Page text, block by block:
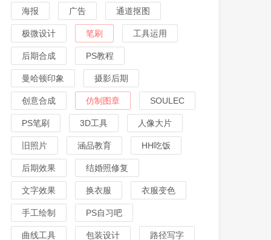
海报 广告 通道抠图
极微设计 笔刷 工具运用
后期合成 PS教程
曼哈顿印象 摄影后期
创意合成 仿制图章 SOULEC
PS笔刷 3D工具 人像大片
旧照片 涵品教育 HH吃饭
后期效果 结婚照修复
文字效果 换衣服 衣服变色
手工绘制 PS自习吧
曲线工具 包装设计 路径写字